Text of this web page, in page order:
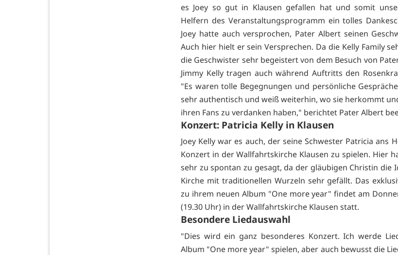
es Joey so gut in Klausen gefallen hat und somit
Helfern des Veranstaltungsprogramm ein tolles
Joey hatte auch versprochen, Pater Albert seinen
Auch hier hielt er sein Versprechen. Da die Kelly Family
die Geschwister sehr begeistert von dem Besuch von
Jimmy Kelly tragen auch während Auftritts den
"Es waren tolle Begegnungen und persönliche
sehr authentisch und weiß weiterhin, wo sie herkommt
ihren Fans zu verdanken haben," berichtet Pater Albert
Konzert: Patricia Kelly in Klausen
Joey Kelly war es auch, der seine Schwester Patricia ans
Konzert in der Wallfahrtskirche Klausen zu spielen. Hier
sehr zu spontan zu gesagt, da der gläubigen Christin die
Kirche mit traditionellen Wurzeln sehr gefällt. Das
zu ihrem neuen Album "One more year" findet am
(19.30 Uhr) in der Wallfahrtskirche Klausen statt.
Besondere Liedauswahl
"Dies wird ein ganz besonderes Konzert. Ich werde
Album "One more year" spielen, aber auch bewusst die